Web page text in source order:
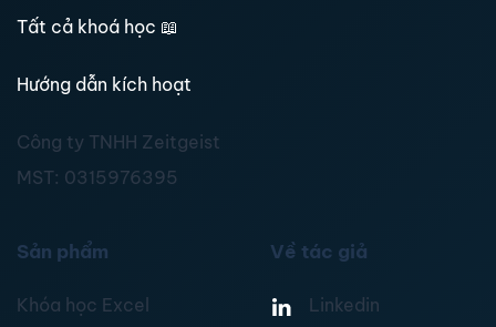
Tất cả khoá học 📖
Hướng dẫn kích hoạt
Công ty TNHH Zeitgeist
MST: 0315976395
Sản phẩm
Khóa học Excel
Về tác giả
Linkedin